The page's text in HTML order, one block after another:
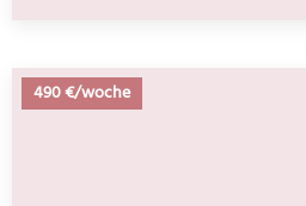
490 €/woche